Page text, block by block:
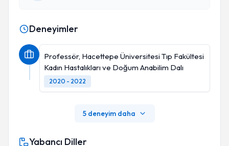
Deneyimler
Professör, Hacettepe Üniversitesi Tıp Fakültesi
Kadın Hastalıkları ve Doğum Anabilim Dalı
2020 - 2022
5 deneyim daha
Yabancı Diller